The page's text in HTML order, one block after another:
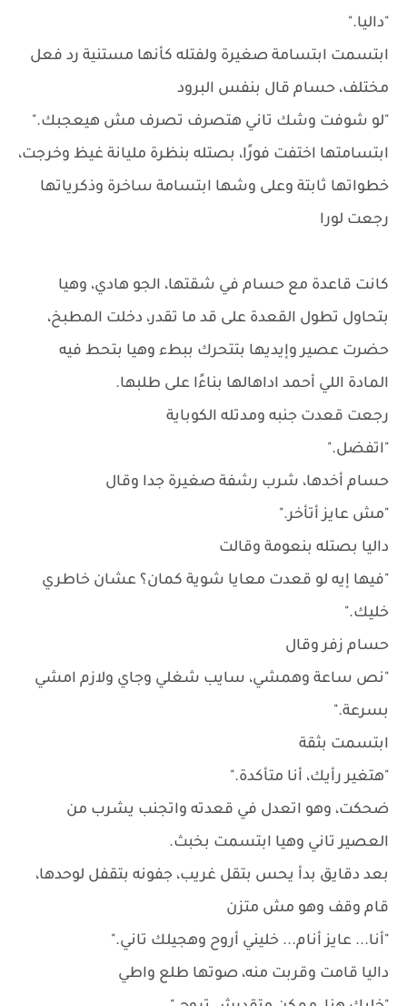
"داليا."
ابتسمت ابتسامة صغيرة ولفتله كأنها مستنية رد فعل
مختلف، حسام قال بنفس البرود
"لو شوفت وشك تاني هتصرف تصرف مش هيعجبك."
ابتسامتها اختفت فورًا، بصتله بنظرة مليانة غيظ وخرجت،
خطواتها ثابتة وعلى وشها ابتسامة ساخرة وذكرياتها
رجعت لورا
كانت قاعدة مع حسام في شقتها، الجو هادي، وهيا
بتحاول تطول القعدة على قد ما تقدر، دخلت المطبخ،
حضرت عصير وإيديها بتتحرك ببطء وهيا بتحط فيه
المادة اللي أحمد اداهالها بناءًا على طلبها.
رجعت قعدت جنبه ومدتله الكوباية
"اتفضل."
حسام أخدها، شرب رشفة صغيرة جدا وقال
"مش عايز أتأخر."
داليا بصتله بنعومة وقالت
"فيها إيه لو قعدت معايا شوية كمان؟ عشان خاطري
خليك."
حسام زفر وقال
"نص ساعة وهمشي، سايب شغلي وجاي ولازم امشي
بسرعة."
ابتسمت بثقة
"هتغير رأيك، أنا متأكدة."
ضحكت، وهو اتعدل في قعدته واتجنب يشرب من
العصير تاني وهيا ابتسمت بخبث.
بعد دقايق بدأ يحس بتقل غريب، جفونه بتقفل لوحدها،
قام وقف وهو مش متزن
"أنا... عايز أنام... خليني أروح وهجيلك تاني."
داليا قامت وقربت منه، صوتها طلع واطي